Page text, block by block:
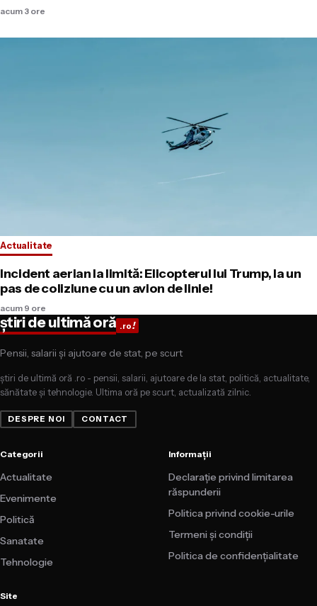
acum 3 ore
Actualitate
Incident aerian la limită: Elicopterul lui Trump, la un
pas de coliziune cu un avion de linie!
acum 9 ore
știri de ultimă oră .ro!
Pensii, salarii și ajutoare de stat, pe scurt
știri de ultimă oră .ro - pensii, salarii, ajutoare de la stat, politică, actualitate,
sănătate și tehnologie. Ultima oră pe scurt, actualizată zilnic.
DESPRE NOI CONTACT
Categorii
Actualitate
Evenimente
Politică
Sanatate
Tehnologie
Informații
Declarație privind limitarea
răspunderii
Politica privind cookie-urile
Termeni și condiții
Politica de confidențialitate
Site